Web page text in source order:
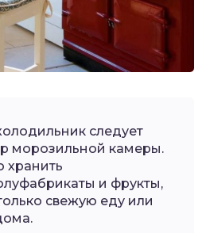
следует
морозильной камеры.
хранить
и фрукты,
свежую еду или